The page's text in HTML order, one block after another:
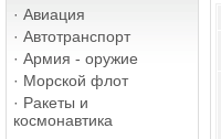
· Авиация
· Автотранспорт
· Армия - оружие
· Морской флот
· Ракеты и
космонавтика